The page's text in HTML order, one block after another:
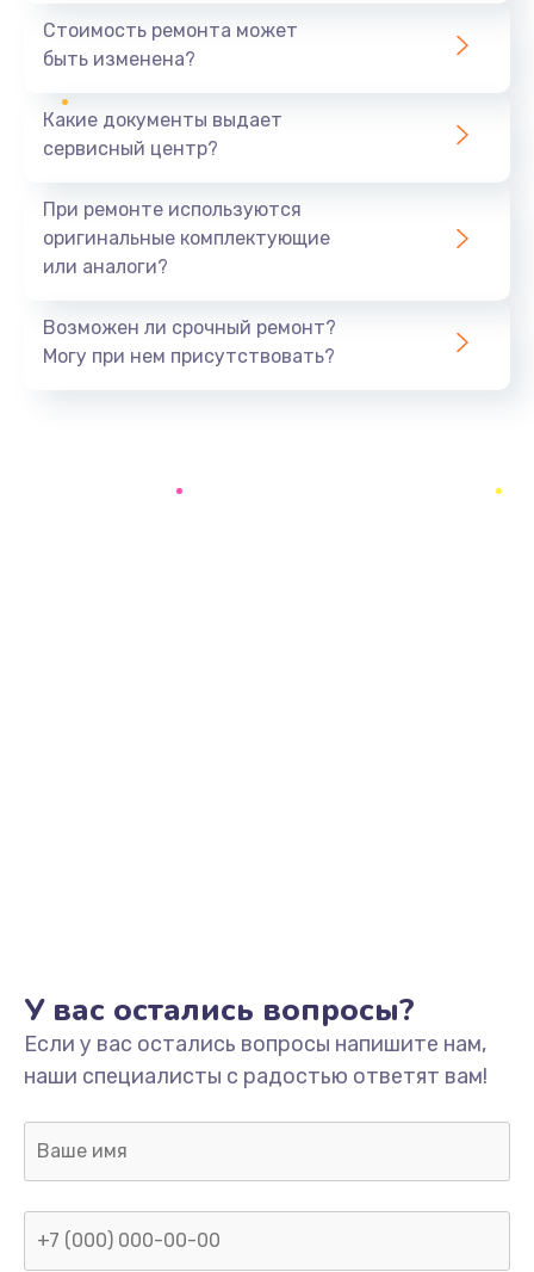
1950 руб.
Замена дренажа
Ремонт ТЭНа
Заказать
Замена мультиклапана
3000 руб.
Заказать
Ремонт двигателя кофемолки
1000 руб.
Стоимость ремонта может
быть изменена?
Какие документы выдает
сервисный центр?
При ремонте используются
оригинальные комплектующие
или аналоги?
Возможен ли срочный ремонт?
Могу при нем присутствовать?
У вас остались вопросы?
Если у вас остались вопросы напишите нам,
наши специалисты с радостью ответят вам!